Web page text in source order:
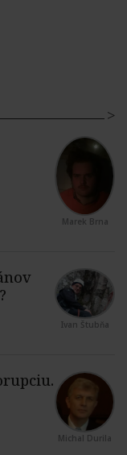
Marek Brna
Ivan Štubňa
Michal Durila